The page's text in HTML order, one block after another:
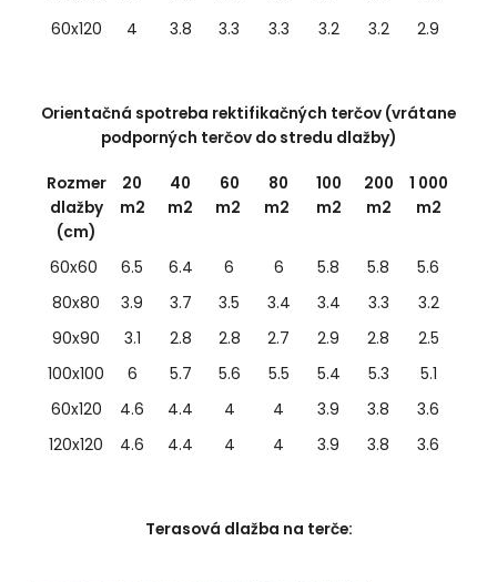
60x120
4 3.8 3.3 3.3 3.2 3.2 2.9
Orientačná spotreba rektifikačných terčov (vrátane
podporných terčov do stredu dlažby)
Rozmer
dlažby
(cm)
20
m2
40
m2
60
m2
80
m2
100
m2
200
m2
1 000
m2
60x60 6.5 6.4 6 6 5.8 5.8
5.6
80x80
3.9 3.7 3.5 3.4 3.4 3.3
3.2
90x90
3.1 2.8 2.8 2.7 2.9 2.8
2.5
100x100
6 5.7 5.6 5.5 5.4 5.3
5.1
60x120
4.6 4.4 4 4 3.9 3.8
3.6
120x120
4.6 4.4 4 4 3.9 3.8 3.6
Terasová dlažba na terče: